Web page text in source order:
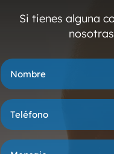
Si tienes alguna